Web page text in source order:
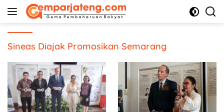
Langsung
Sineas Diajak Promosikan Semarang